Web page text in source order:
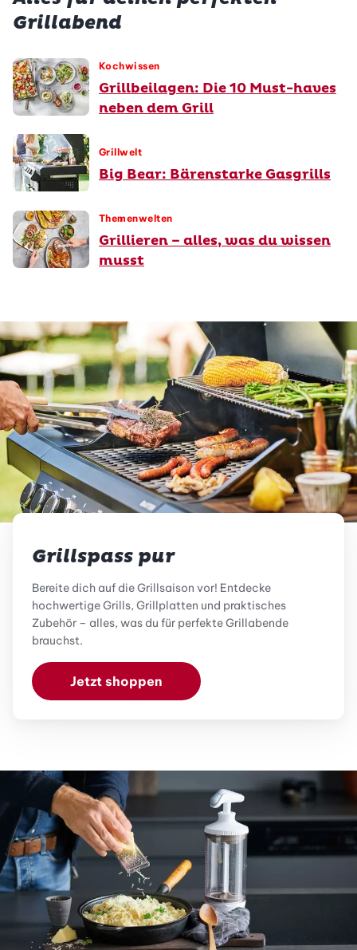
Grillabend
Kochwissen
Grillbeilagen: Die 10 Must-haves
neben dem Grill
Grillwelt
Big Bear: Bärenstarke Gasgrills
Themenwelten
Grillieren – alles, was du wissen
musst
Grillspass pur
Bereite dich auf die Grillsaison vor! Entdecke
hochwertige Grills, Grillplatten und praktisches
Zubehör – alles, was du für perfekte Grillabende
brauchst.
Jetzt shoppen